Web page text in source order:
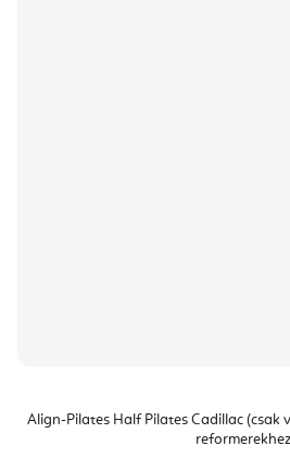
Align-Pilates Half Pilates Cadillac (csak
reformerekhez